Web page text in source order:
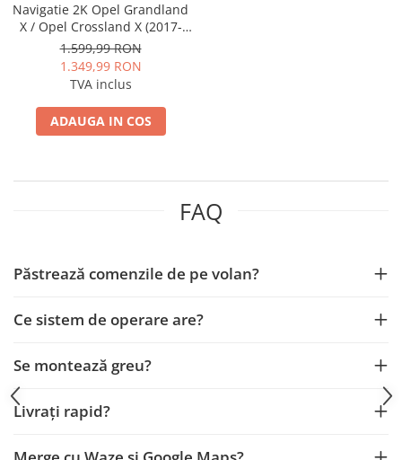
Land Rover
Isuzu
Subaru
Jeep
Navigatie 2K Opel Grandland
X / Opel Crossland X (2017-
2021), Android, S-Quadcore /
4GB RAM + 64GB ROM, 9.5
Inch - AD-BGS90042K+AD-
BGRKIT354
1.599,99 RON
1.349,99 RON
TVA inclus
ADAUGA IN COS
FAQ
Păstrează comenzile de pe volan?
Ce sistem de operare are?
Se montează greu?
Livrați rapid?